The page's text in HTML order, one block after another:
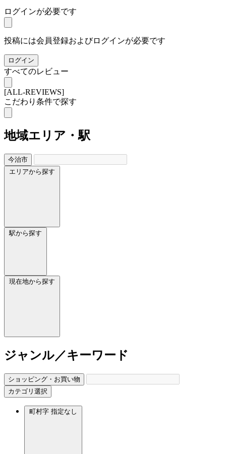
ログインが必要です
投稿には会員登録およびログインが必要です
ログイン
すべてのレビュー
[ALL-REVIEWS]
こだわり条件で探す
地域エリア・駅
今治市
エリアから探す
駅から探す
現在地から探す
ジャンル／キーワード
ショッピング・お買い物
カテゴリ選択
町村字 指定なし